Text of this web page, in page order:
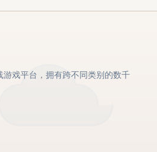
戏平台，拥有跨不同类别的数千